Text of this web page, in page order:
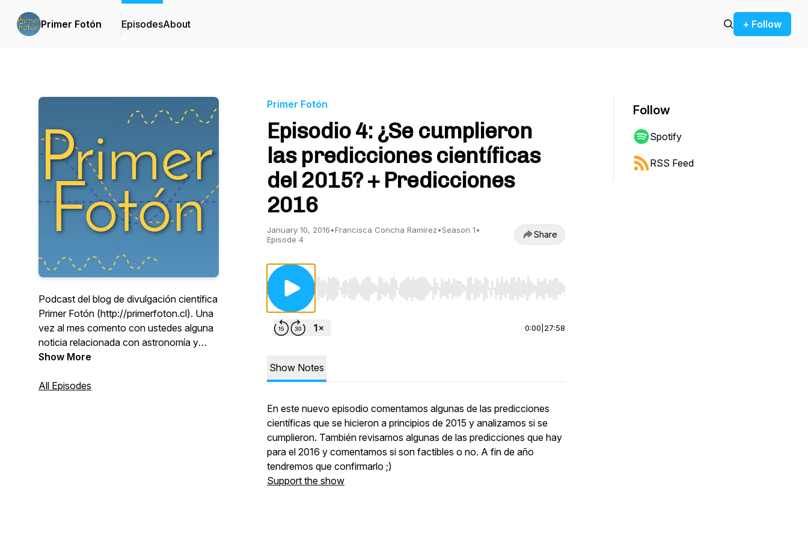
Primer Fotón EpisodesAbout + Follow
Podcast del blog de divulgación científica
Primer Fotón (http://primerfoton.cl). Una
vez al mes comento con ustedes alguna
noticia relacionada con astronomía y
ciencias.
Show More
All Episodes
Primer Fotón
Episodio 4: ¿Se cumplieron
las predicciones científicas
del 2015? + Predicciones
2016
January 10, 2016•Francisca Concha Ramírez•Season 1•
Episode 4
Share
Use Left/Right to seek, Home/End to jump to start or end. Hold shift to jump forward or backward.
0:00 27:58
Show Notes
En este nuevo episodio comentamos algunas de las predicciones
científicas que se hicieron a principios de 2015 y analizamos si se
cumplieron. También revisamos algunas de las predicciones que hay
para el 2016 y comentamos si son factibles o no. A fin de año
tendremos que confirmarlo ;)
Support the show
Follow
Spotify
RSS Feed